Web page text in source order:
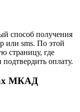
способ получения
или sms. По этой
страницу, где
оплату.
МКАД